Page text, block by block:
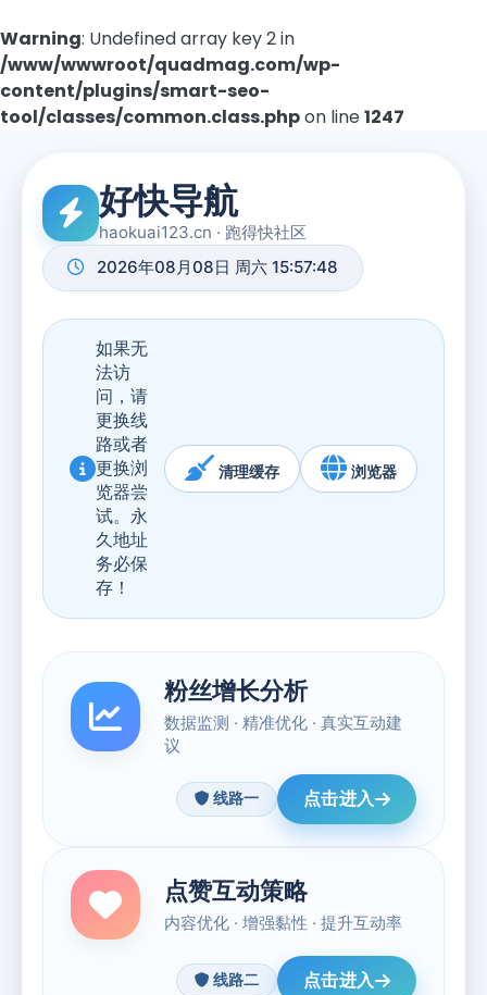
Warning: Undefined array key 2 in
/www/wwwroot/quadmag.com/wp-
content/plugins/smart-seo-
tool/classes/common.class.phpon line1247